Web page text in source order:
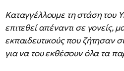
Καταγγέλλουμε τη στάση του
επιτεθεί απέναντι σε γονείς,
εκπαιδευτικούς που ζήτησαν
για να του εκθέσουν όλα τα